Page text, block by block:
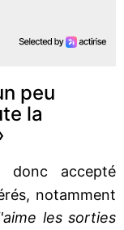
peu
la
donc accepté
notamment
les sorties